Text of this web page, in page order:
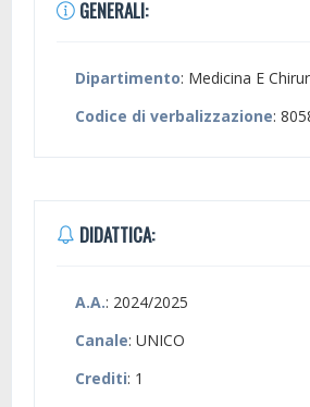
GENERALI:
Dipartimento: Medicina E
Codice di verbalizzazione:
DIDATTICA:
A.A.: 2024/2025
Canale: UNICO
Crediti: 1